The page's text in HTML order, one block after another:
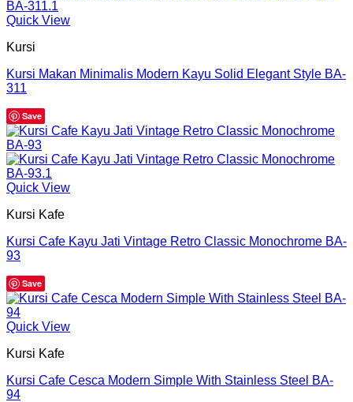
Quick View
Kursi
Kursi Makan Minimalis Modern Kayu Solid Elegant Style BA-
311
Save
Quick View
Kursi Kafe
Kursi Cafe Kayu Jati Vintage Retro Classic Monochrome BA-
93
Save
Quick View
Kursi Kafe
Kursi Cafe Cesca Modern Simple With Stainless Steel BA-
94